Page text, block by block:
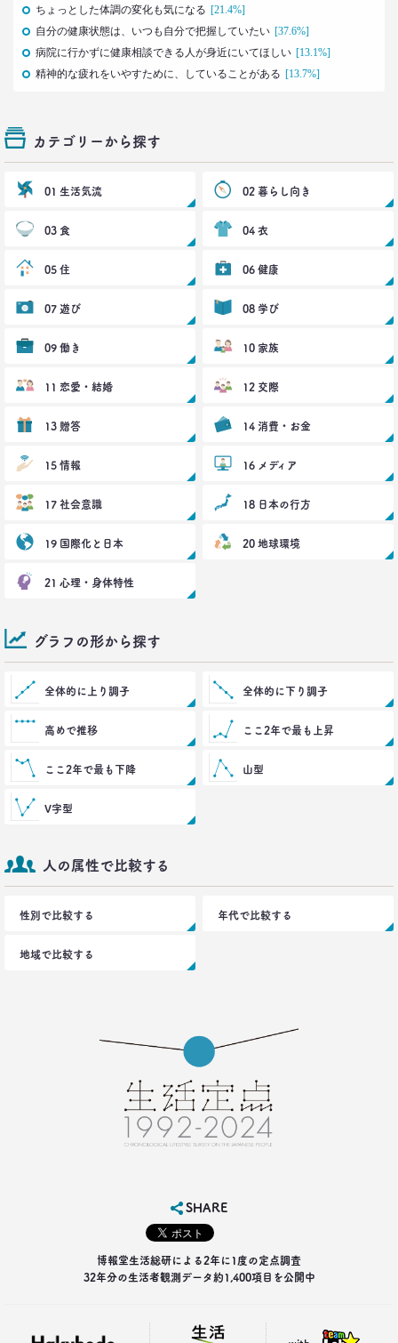
生活総研 上席研究員
近藤 裕香
2021.03.01
--日経クロストレンド 連載⑤--
生活総研 上席研究員/コピーライター
シュフからシェフに！
–日経クロストレンド 連載④–
夏山 明美
2021.02.25
好きな料理ランキング大激変
–日経クロストレンド 連載③–
生活総研 主席研究員
足りないのはお金より時間
40代おじさんの幸せは“時産”にあり
--日経クロストレンド 連載②--
生活総研 上席研究員/コピーライター
「43歳からおじさん」が調査で判明！
「7つの特徴」を大分析
生活総研 上席研究員/コピーライター
人気コスプレイヤー･伊織もえさんに聞く 仮装とは
大分違う｢本気コスプレイヤー｣の世界
生活総研 上席研究員/コピーライター
前沢 裕文
2019.08.28
生活総研 上席研究員/コピーライター
｢無趣味になっていく日本人｣の実態と背景事情
生活総研 上席研究員
2018.11.20
ちょっとした体調の変化も気になる [21.4%]
自分の健康状態は、いつも自分で把握していたい [37.6%]
病院に行かずに健康相談できる人が身近にいてほしい [13.1%]
精神的な疲れをいやすために、していることがある [13.7%]
カテゴリーから探す
01 生活気流 02 暮らし向き
03 食 04 衣
05 住 06 健康
07 遊び 08 学び
09 働き 10 家族
11 恋愛・結婚 12 交際
13 贈答 14 消費・お金
15 情報 16 メディア
17 社会意識 18 日本の行方
19 国際化と日本 20 地球環境
21 心理・身体特性
グラフの形から探す
全体的に上り調子 全体的に下り調子
高めで推移 ここ2年で最も上昇
ここ2年で最も下降 山型
V字型
人の属性で比較する
性別で比較する 年代で比較する
地域で比較する
SHARE
博報堂生活総研による2年に1度の定点調査
32年分の生活者観測データ約1,400項目を公開中